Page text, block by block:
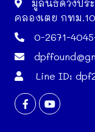
มูลนิธิดวงปร
คลองเตย กทม
0-2671-
Line ID: